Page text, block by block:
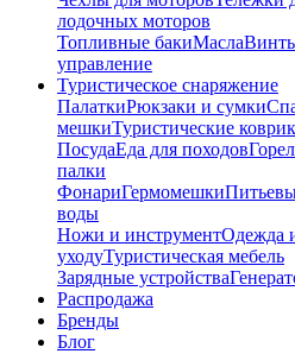
лодочных моторов
Топливные бакиМасла
управление
Туристическое снаряжение
ПалаткиРюкзаки и сумки
мешкиТуристические
ПосудаЕда для походов
палки
ФонариГермомешки
воды
Ножи и инструментОдежда
уходуТуристическая мебель
Зарядные устройства
Распродажа
Бренды
Блог